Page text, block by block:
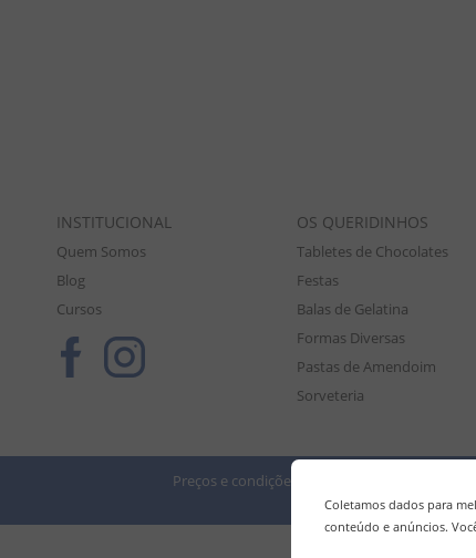
Coletamos dados para
conteúdo e anúncios.
INSTITUCIONAL
Quem Somos
Blog
Cursos
OS QUERIDINHOS
Tabletes de Chocolates
Festas
Balas de Gelatina
Formas Diversas
Pastas de Amendoim
Sorveteria
Preços e condições de pagamento válidos